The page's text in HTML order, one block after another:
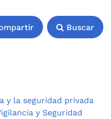
Buscar
y la seguridad privada
y Seguridad